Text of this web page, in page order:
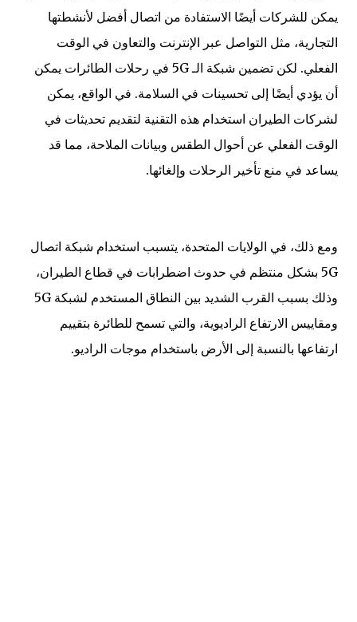
يمكن للشركات أيضًا الاستفادة من اتصال أفضل لأنشطتها
التجارية، مثل التواصل عبر الإنترنت والتعاون في الوقت
الفعلي. لكن تضمين شبكة الـ 5G في رحلات الطائرات يمكن
أن يؤدي أيضًا إلى تحسينات في السلامة. في الواقع، يمكن
لشركات الطيران استخدام هذه التقنية لتقديم تحديثات في
الوقت الفعلي عن أحوال الطقس وبيانات الملاحة، مما قد
يساعد في منع تأخير الرحلات وإلغائها.
ومع ذلك، في الولايات المتحدة، يتسبب استخدام شبكة اتصال
5G بشكل منتظم في حدوث اضطرابات في قطاع الطيران،
وذلك بسبب القرب الشديد بين النطاق المستخدم لشبكة 5G
ومقاييس الارتفاع الراديوية، والتي تسمح للطائرة بتقييم
ارتفاعها بالنسبة إلى الأرض باستخدام موجات الراديو.